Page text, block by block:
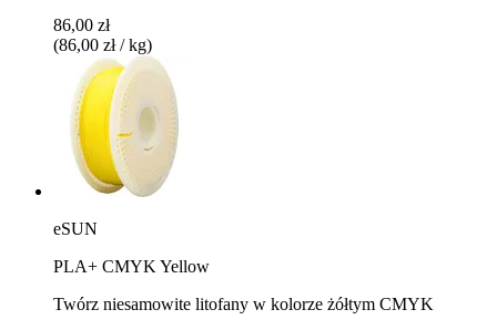
86,00 zł
(86,00 zł / kg)
eSUN
PLA+ CMYK Yellow
Twórz niesamowite litofany w kolorze żółtym CMYK